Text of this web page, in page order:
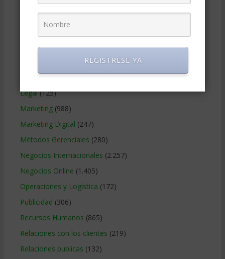
Educacion Gerencial(454)
Finanzas Corporativas(748)
Gerencia social y ambiental(223)
Gobierno Corporativo(11)
Legal(125)
Marketing(988)
Marketing Digital (247)
Métodos Gerenciales (280)
Negocios Internacionales (2.257)
Negocios Online (1.405)
Operaciones y Logística (172)
Publicidad (306)
Recursos Humanos (865)
Relaciones con los clientes (219)
Relaciones publicas (132)
REGISTRESE YA